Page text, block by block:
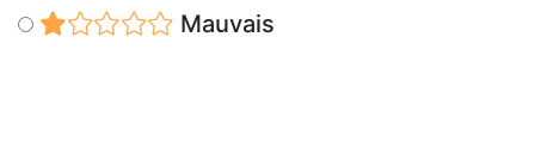
Mauvais